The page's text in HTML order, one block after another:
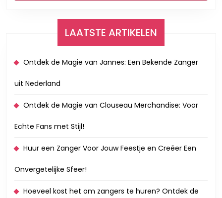
LAATSTE ARTIKELEN
Ontdek de Magie van Jannes: Een Bekende Zanger
uit Nederland
Ontdek de Magie van Clouseau Merchandise: Voor
Echte Fans met Stijl!
Huur een Zanger Voor Jouw Feestje en Creëer Een
Onvergetelijke Sfeer!
Hoeveel kost het om zangers te huren? Ontdek de